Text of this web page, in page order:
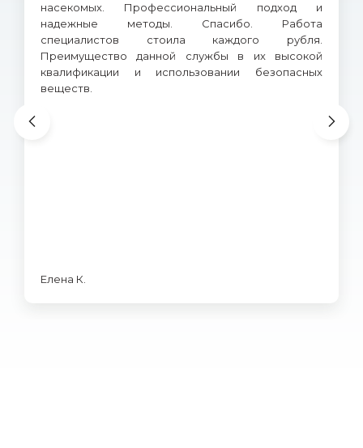
насекомых. Профессиональный подход и
надежные методы. Спасибо. Работа
специалистов стоила каждого рубля.
Преимущество данной службы в их высокой
квалификации и использовании безопасных
веществ.
Елена К.